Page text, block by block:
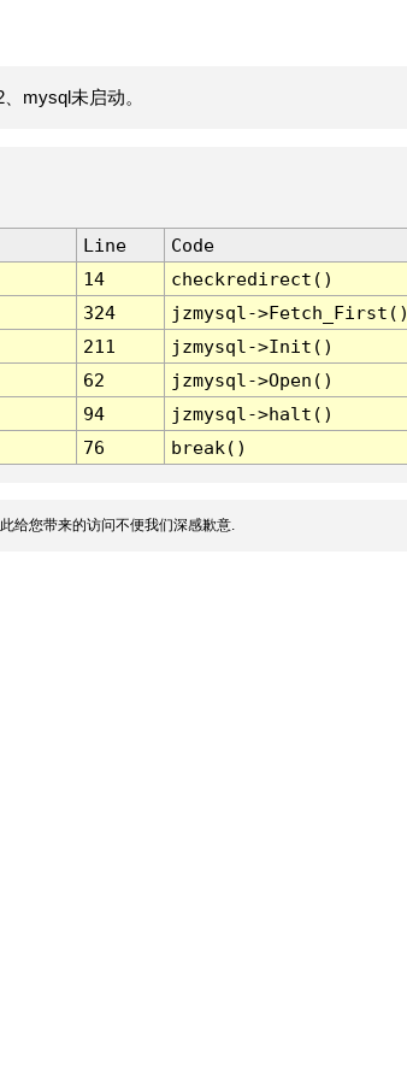
mysql未启动。
Line
Code
14
checkredirect()
324
jzmysql-
211
jzmysql->Init()
62
jzmysql->Open()
94
jzmysql->halt()
76 break()
给您带来的访问不便我们深感歉意.